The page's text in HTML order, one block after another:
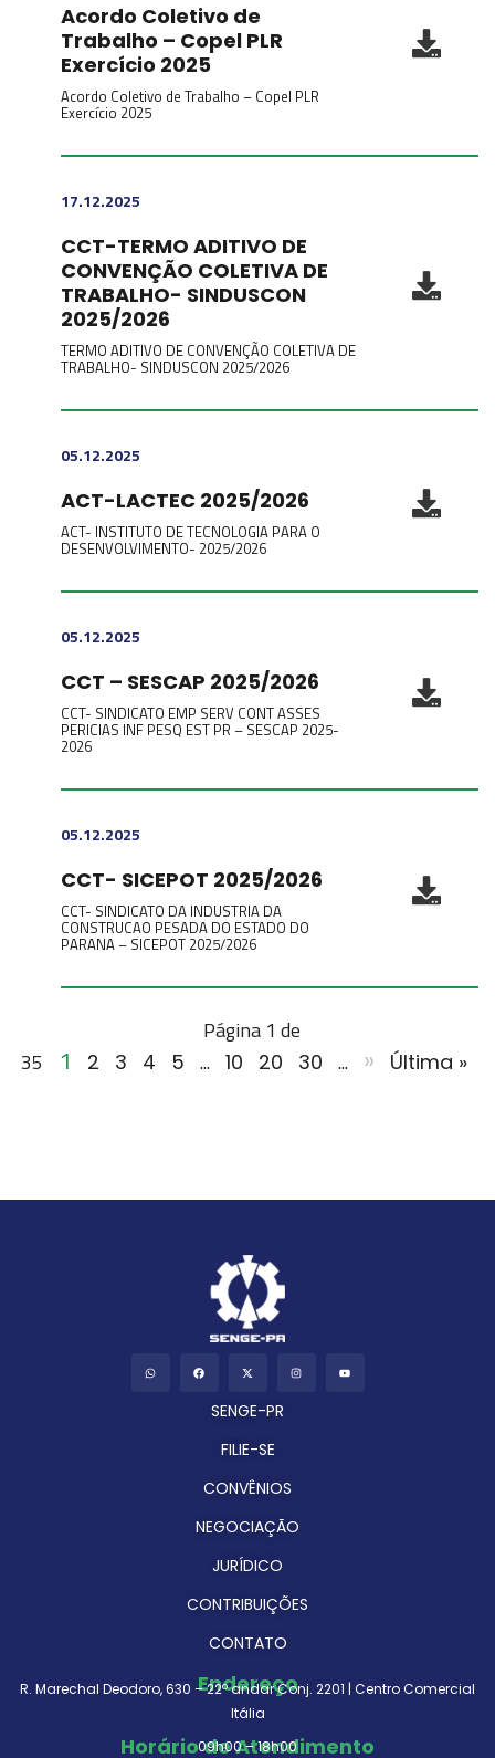
Acordo Coletivo de
Trabalho – Copel PLR
Exercício 2025
Acordo Coletivo de Trabalho – Copel PLR
Exercício 2025
17.12.2025
CCT-TERMO ADITIVO DE
CONVENÇÃO COLETIVA DE
TRABALHO- SINDUSCON
2025/2026
TERMO ADITIVO DE CONVENÇÃO COLETIVA DE
TRABALHO- SINDUSCON 2025/2026
05.12.2025
ACT-LACTEC 2025/2026
ACT- INSTITUTO DE TECNOLOGIA PARA O
DESENVOLVIMENTO- 2025/2026
05.12.2025
CCT – SESCAP 2025/2026
CCT- SINDICATO EMP SERV CONT ASSES
PERICIAS INF PESQ EST PR – SESCAP 2025-
2026
05.12.2025
CCT- SICEPOT 2025/2026
CCT- SINDICATO DA INDUSTRIA DA
CONSTRUCAO PESADA DO ESTADO DO
PARANA – SICEPOT 2025/2026
Página 1 de
35
1 2 3 4 5 ... 10 20 30 ... » Última »
SENGE-PR
FILIE-SE
CONVÊNIOS
NEGOCIAÇÃO
JURÍDICO
CONTRIBUIÇÕES
CONTATO
Endereço
R. Marechal Deodoro, 630 – 22º andar Conj. 2201 | Centro Comercial
Itália
Horário de Atendimento
09h00 – 18h00